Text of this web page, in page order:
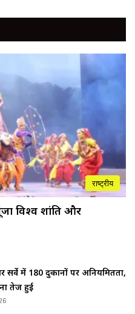
राष्ट्रीय
विश्व शांति और
सर्वे में 180 दुकानों पर अनियमितता,
तेज हुई